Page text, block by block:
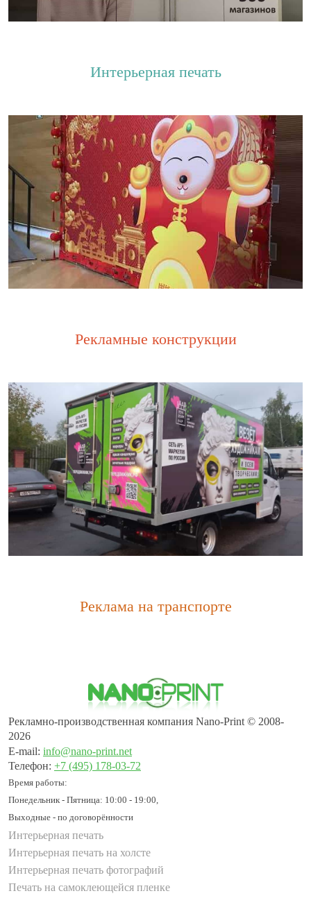
Интерьерная печать
Рекламные конструкции
Реклама на транспорте
Рекламно-производственная компания Nano-Print © 2008-
2026
E-mail: info@nano-print.net
Телефон: +7 (495) 178-03-72
Время работы:
Понедельник - Пятница: 10:00 - 19:00,
Выходные - по договорённости
Интерьерная печать
Интерьерная печать на холсте
Интерьерная печать фотографий
Печать на самоклеющейся пленке